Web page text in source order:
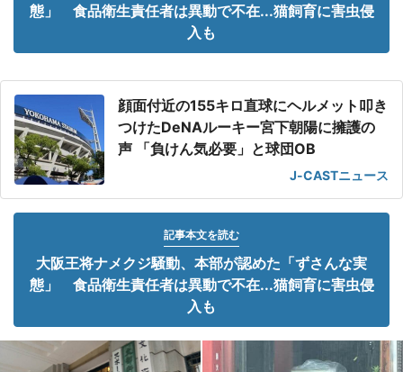
態」 食品衛生責任者は異動で不在...猫飼育に害虫侵
入も
顔面付近の155キロ直球にヘルメット叩き
つけたDeNAルーキー宮下朝陽に擁護の
声 「負けん気必要」と球団OB
J-CASTニュース
記事本文を読む
大阪王将ナメクジ騒動、本部が認めた「ずさんな実
態」 食品衛生責任者は異動で不在...猫飼育に害虫侵
入も